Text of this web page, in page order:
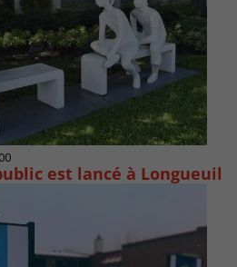
est lancé à Longueuil